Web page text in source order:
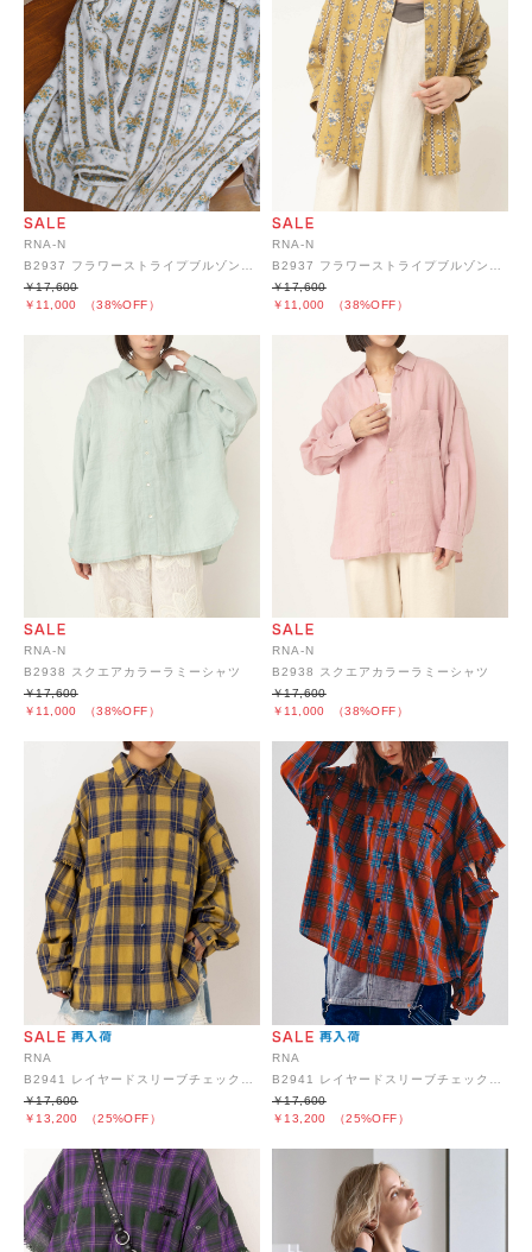
RNA-N
￥11,000 （38%OFF）
￥17,600
RNA-N
￥11,000 （38%OFF）
￥17,600
RNA-N
B2938 スクエアカラーラミーシャツ
￥11,000 （38%OFF）
￥17,600
RNA-N
B2938 スクエアカラーラミーシャツ
￥11,000 （38%OFF）
￥17,600
RNA
B2941 レイヤードスリーブチェックシャツ
￥13,200 （25%OFF）
￥17,600
RNA
B2941 レイヤードスリーブチェックシャツ
￥13,200 （25%OFF）
￥17,600